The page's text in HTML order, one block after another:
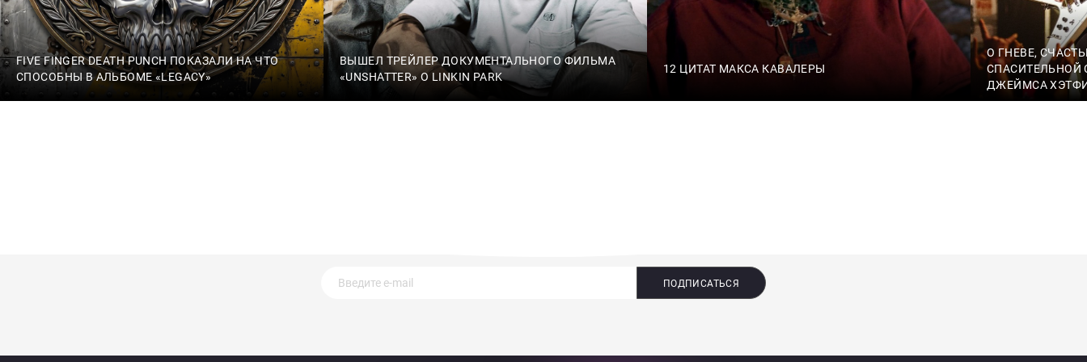
FIVE FINGER DEATH PUNCH ПОКАЗАЛИ НА ЧТО
СПОСОБНЫ В АЛЬБОМЕ «LEGACY»
ВЫШЕЛ ТРЕЙЛЕР ДОКУМЕНТАЛЬНОГО ФИЛЬМА
«UNSHATTER» О LINKIN PARK
12 ЦИТАТ МАКСА КАВАЛЕРЫ
О ГНЕВЕ,
СПАСИТЕЛЬНОЙ
ДЖЕЙМСА
ПОДПИСАТЬСЯ